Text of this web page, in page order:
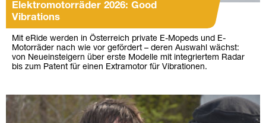
Elektromotorräder 2026: Good
Vibrations
Mit eRide werden in Österreich private E-Mopeds und E-
Motorräder nach wie vor gefördert – deren Auswahl wächst:
von Neueinsteigern über erste Modelle mit integriertem Radar
bis zum Patent für einen Extramotor für Vibrationen.